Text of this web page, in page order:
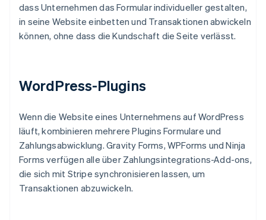
dass Unternehmen das Formular individueller gestalten,
in seine Website einbetten und Transaktionen abwickeln
können, ohne dass die Kundschaft die Seite verlässt.
WordPress-Plugins
Wenn die Website eines Unternehmens auf WordPress
läuft, kombinieren mehrere Plugins Formulare und
Zahlungsabwicklung. Gravity Forms, WPForms und Ninja
Forms verfügen alle über Zahlungsintegrations-Add-ons,
die sich mit Stripe synchronisieren lassen, um
Transaktionen abzuwickeln.